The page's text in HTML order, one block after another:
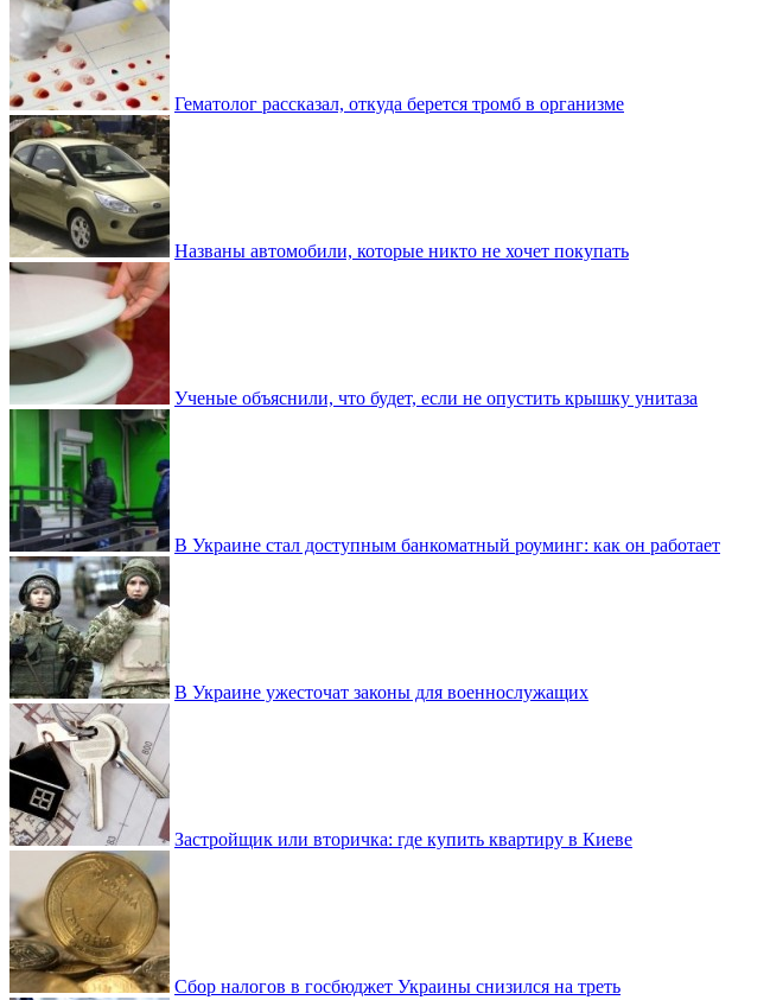
Гематолог рассказал, откуда берется тромб в организме
Названы автомобили, которые никто не хочет покупать
Ученые объяснили, что будет, если не опустить крышку унитаза
В Украине стал доступным банкоматный роуминг: как он работает
В Украине ужесточат законы для военнослужащих
Застройщик или вторичка: где купить квартиру в Киеве
Сбор налогов в госбюджет Украины снизился на треть